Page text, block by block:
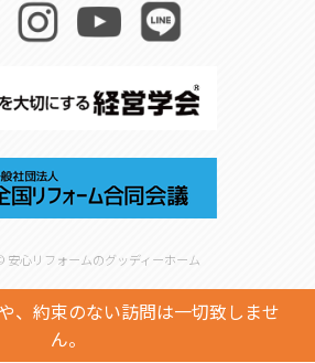
安心リフォームのグッディーホーム
、約束のない訪問は一切致しませ
ん。